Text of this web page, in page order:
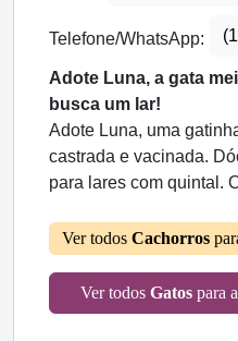
Telefone/WhatsApp:
Adote Luna, a gata
busca um lar!
Adote Luna, uma
castrada e vacinada.
para lares com quintal.
Ver todos Cachorros
Ver todos Gatospara